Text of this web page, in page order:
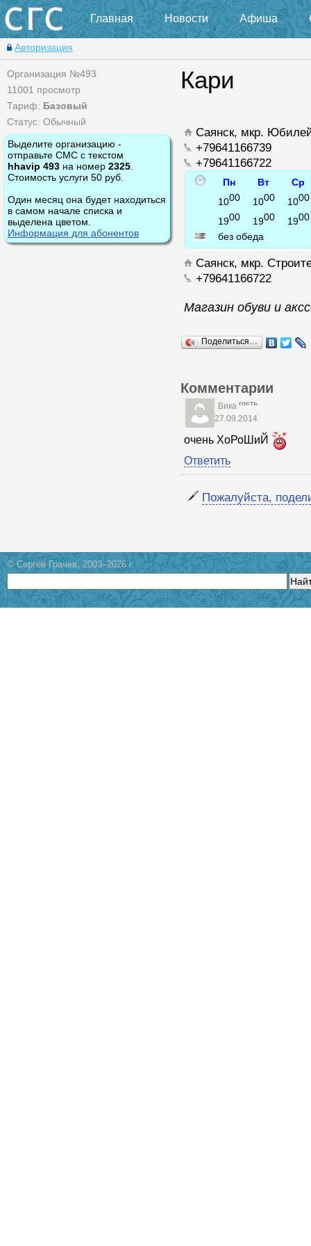
Главная Новости Афиша
Авторизация
Организация №493
11001 просмотр
Тариф: Базовый
Статус: Обычный
Выделите организацию -
отправьте СМС с текстом
hhavip 493 на номер 2325
Стоимость услуги 50 руб.
Один месяц она будет находиться
в самом начале списка и
выделена цветом.
Информация для абонентов
Кари
Саянск, мкр.
+79641166739
+79641166722
Пн Вт
Ср
1000
1900
1000
1900
1000
1900
без обеда
Саянск, мкр.
+79641166722
Магазин обуви и
Поделиться…
Комментарии
Вика гость
27.09.2014
очень ХоРоШиЙ
Ответить
Пожалуйста,
© Сергей Грачев, 2003–2026 г.